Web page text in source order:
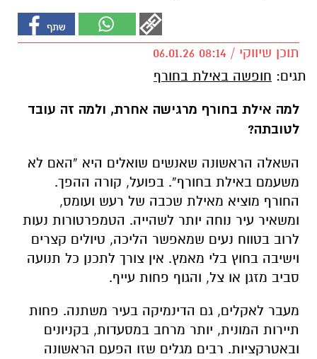
תוכן שיווקי / 08:14 06.01.26
תגים: חופשה באילת בחורף
למה אילת בחורף מרגישה אחרת, ולמה זה עובד
לטובתה?
השאלה הראשונה שאנשים שואלים היא “האם לא
משעמם באילת בחורף”. בפועל, קורה ההפך.
החורף מוציא מאילת שכבה של רעש ועומס,
ומשאיר עיר נוחה יותר לשהייה. הטמפרטורות נעות
לרוב בטווח נעים שמאפשר הליכה, טיולים קצרים
וישיבה בחוץ בלי מאמץ. אין צורך לתכנן כל תנועה
סביב מזגן או צל, והגוף פחות עייף.
מעבר לאקלים, גם הדינמיקה בעיר משתנה. פחות
תיירות המונית, יותר מרחב במסעדות, בקניונים
ובאטרקציות. רבים מגלים שזו הפעם הראשונה